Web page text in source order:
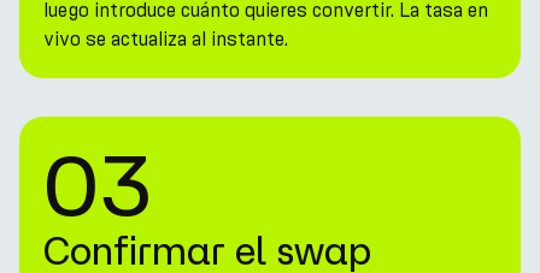
luego introduce cuánto quieres convertir. La tasa en
vivo se actualiza al instante.
03
Confirmar el swap